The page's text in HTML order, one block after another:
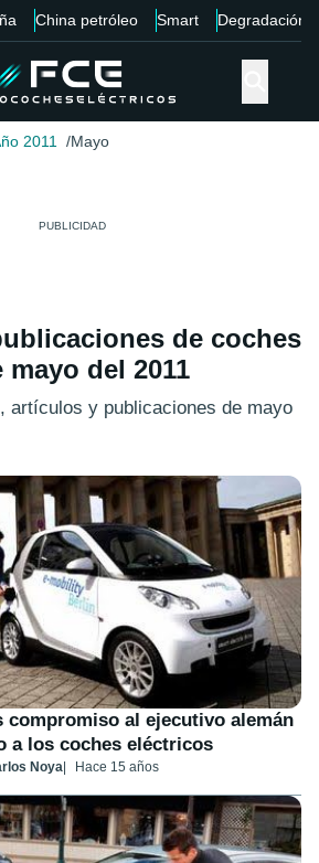
China petróleo Smart Degradación
2011 Mayo
de coches
del 2011
artículos y publicaciones de mayo
compromiso al ejecutivo alemán
a los coches eléctricos
Noya Hace 15 años